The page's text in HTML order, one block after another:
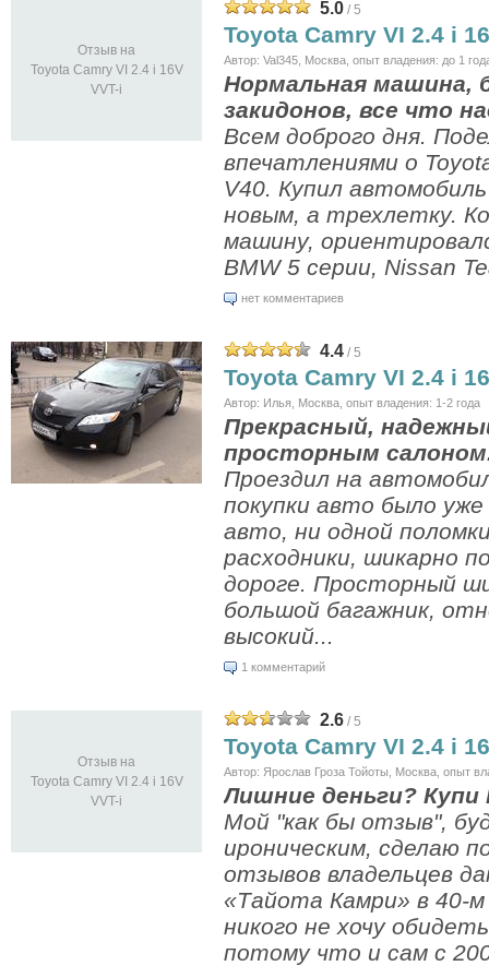
Отзыв на
Toyota Camry VI 2.4 i 16V
VVT-i
5.0 / 5
Toyota Camry VI 2.4 i
Автор: Val345, Москва, опыт владения: до 1
Нормальная машина,
закидонов, все что
Всем доброго дня.
впечатлениями о
V40. Купил
новым, а трехлетку.
машину,
BMW 5 серии, Nissan
нет комментариев
4.4 / 5
Toyota Camry VI 2.4 i
Автор: Илья, Москва, опыт владения: 1-2 года
Прекрасный,
просторным
Проездил на
покупки авто было
авто, ни одной
расходники, шикарно
дороге. Просторный
большой багажник,
высокий...
1 комментарий
Отзыв на
Toyota Camry VI 2.4 i 16V
VVT-i
2.6 / 5
Toyota Camry VI 2.4 i
Автор: Ярослав Гроза Тойоты, Москва, опыт
Лишние деньги? Купи
Мой "как бы отзыв",
ироническим, сделаю
отзывов владельцев
«Тайота Камри» в 40-м
никого не хочу
потому что и сам с